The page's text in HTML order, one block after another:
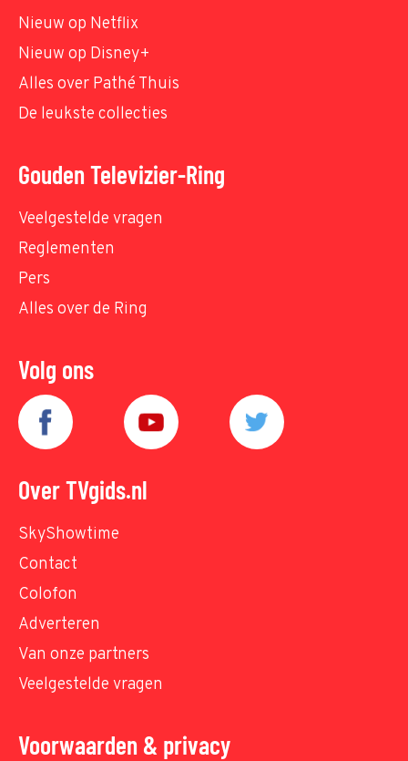
Nieuw op Netflix
Nieuw op Disney+
Alles over Pathé Thuis
De leukste collecties
Gouden Televizier-Ring
Veelgestelde vragen
Reglementen
Pers
Alles over de Ring
Volg ons
Over TVgids.nl
SkyShowtime
Contact
Colofon
Adverteren
Van onze partners
Veelgestelde vragen
Voorwaarden & privacy